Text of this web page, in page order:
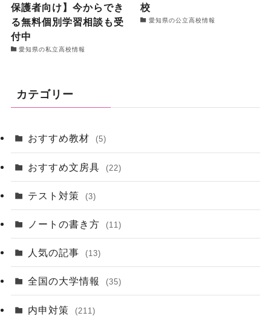
保護者向け】今からでき
る無料個別学習相談も受
付中
愛知県の私立高校情報
校
愛知県の公立高校情報
カテゴリー
おすすめ教材 (5)
おすすめ文房具 (22)
テスト対策 (3)
ノートの書き方 (11)
人気の記事 (13)
全国の大学情報 (35)
内申対策 (211)